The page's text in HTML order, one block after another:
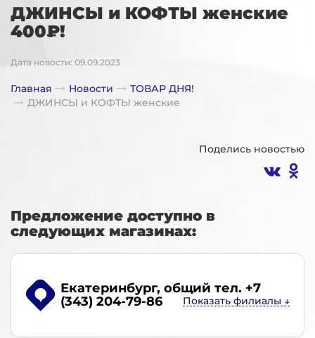
ДЖИНСЫ и КОФТЫ женские
400₽!
Дата новости: 09.09.2023
Главная Новости
ТОВАР ДНЯ!
ДЖИНСЫ и КОФТЫ женские
Поделись новостью
Предложение доступно в
следующих магазинах:
Екатеринбург, общий тел. +7
(343) 204-79-86